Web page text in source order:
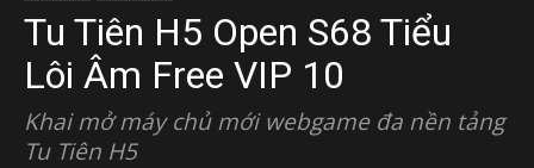
Tu Tiên H5 Open S68 Tiểu
Lôi Âm Free VIP 10
Khai mở máy chủ mới webgame đa nền tảng
Tu Tiên H5